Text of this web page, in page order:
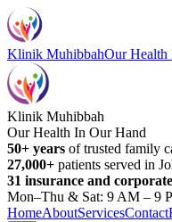
Klinik MuhibbahOur Health
Klinik Muhibbah
Our Health In Our Hand
50+ years of trusted family
27,000+ patients served in
31 insurance and
Mon–Thu & Sat: 9 AM – 9
HomeAboutServicesContact